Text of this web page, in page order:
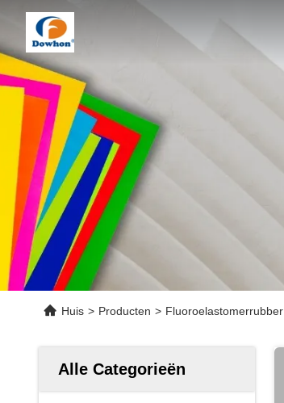
Huis > Producten > Fluoroelastomerrubber
Alle Categorieën